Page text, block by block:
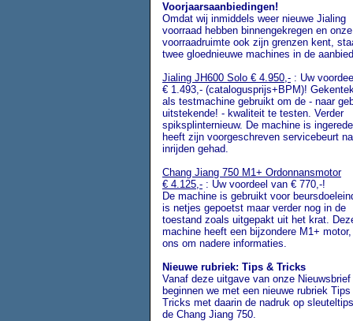
Voorjaarsaanbiedingen!
Omdat wij inmiddels weer nieuwe Jialing
voorraad hebben binnengekregen en onze
voorraadruimte ook zijn grenzen kent,
twee gloednieuwe machines in de
Jialing JH600 Solo € 4.950,- : Uw
€ 1.493,- (catalogusprijs+BPM)!
als testmachine gebruikt om de - naar
uitstekende! - kwaliteit te testen. Verder
spiksplinternieuw. De machine is
heeft zijn voorgeschreven servicebeurt na
inrijden gehad.
Chang Jiang 750 M1+ Ordonnansmotor
€ 4.125,- : Uw voordeel van € 770,-!
De machine is gebruikt voor
is netjes gepoetst maar verder nog in de
toestand zoals uitgepakt uit het krat.
machine heeft een bijzondere M1+
ons om nadere informaties.
Nieuwe rubriek: Tips & Tricks
Vanaf deze uitgave van onze Nieuwsbrief
beginnen we met een nieuwe rubriek
Tricks met daarin de nadruk op
de Chang Jiang 750.